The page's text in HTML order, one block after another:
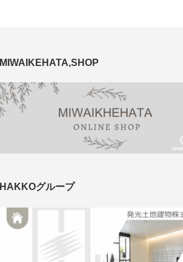
MIWAIKEHATA,SHOP
HAKKOグループ